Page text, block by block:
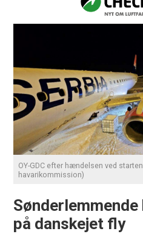
OY-GDC efter hændelsen ved
havarikommission)
på danskejet fly